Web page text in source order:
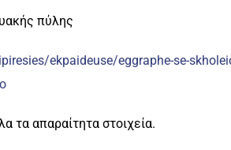
πύλης
ekpaideuse/eggraphe-se-
τα απαραίτητα στοιχεία.